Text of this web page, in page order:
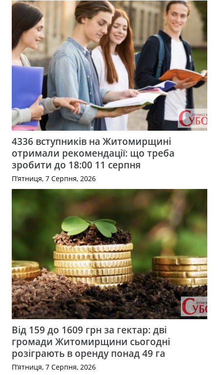
4336 вступників на Житомирщині
отримали рекомендації: що треба
зробити до 18:00 11 серпня
П’ятниця, 7 Серпня, 2026
Від 159 до 1609 грн за гектар: дві
громади Житомирщини сьогодні
розіграють в оренду понад 49 га
П’ятниця, 7 Серпня, 2026